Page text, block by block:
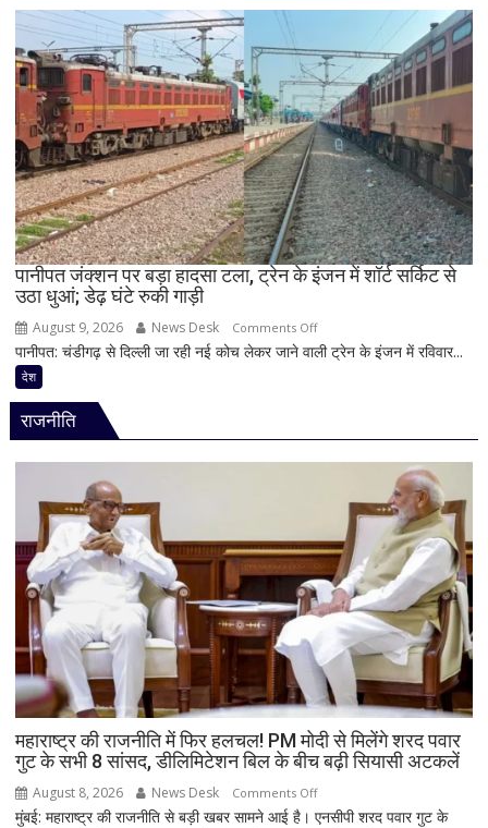
के
यौन
शोषण
का
आरोप,
22
वर्षीय
युवक
गिरफ्तार;
फोन
600
पानीपत जंक्शन पर बड़ा हादसा टला, ट्रेन के इंजन में शॉर्ट सर्किट से
उठा धुआं; डेढ़ घंटे रुकी गाड़ी
August 9, 2026 News Desk Comments Offon
पानीपत
इंजन
में
शॉर्ट
सर्किट
से
उठा
धुआं;
डेढ़
घंटे
रुकी
पानीपत: चंडीगढ़ से दिल्ली जा रही नई कोच लेकर जाने वाली ट्रेन के इंजन में रविवार...
देश
राजनीति
महाराष्ट्र की राजनीति में फिर हलचल! PM मोदी से मिलेंगे शरद पवार
गुट के सभी 8 सांसद, डीलिमिटेशन बिल के बीच बढ़ी सियासी अटकलें
August 8, 2026 News Desk Comments Offon
महाराष्ट्र
मुंबई: महाराष्ट्र की राजनीति से बड़ी खबर सामने आई है। एनसीपी शरद पवार गुट के